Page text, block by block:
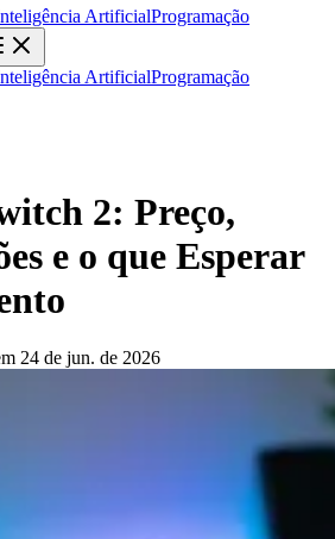
ArtificialProgramação
ArtificialProgramação
2: Preço,
e o que Esperar
24 de jun. de 2026